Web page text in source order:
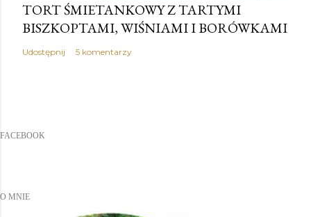
TORT ŚMIETANKOWY Z TARTYMI
BISZKOPTAMI, WIŚNIAMI I BORÓWKAMI
Udostępnij 5 komentarzy
FACEBOOK
O MNIE